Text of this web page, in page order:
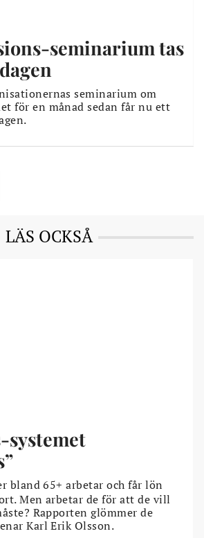
seminarium tas
seminarium om
för en månad sedan får nu ett
LÄS OCKSÅ
systemet
bland 65+ arbetar och får lön
Men arbetar de för att de vill
Rapporten glömmer de
Karl Erik Olsson.